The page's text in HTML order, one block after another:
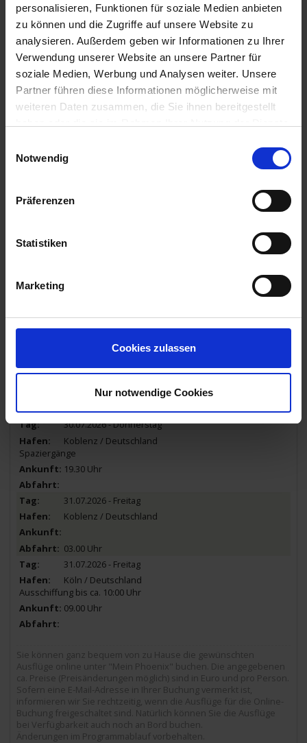
personalisieren, Funktionen für soziale Medien anbieten
zu können und die Zugriffe auf unsere Website zu
analysieren. Außerdem geben wir Informationen zu Ihrer
Verwendung unserer Website an unsere Partner für
soziale Medien, Werbung und Analysen weiter. Unsere
Partner führen diese Informationen möglicherweise mit
weiteren Daten zusammen, die Sie ihnen bereitgestellt
Notwendig
Präferenzen
Statistiken
Marketing
Cookies zulassen
Nur notwendige Cookies
20.00 Uhr
28.07.2026 - Dienstag
Breisach / Deutschland
Ausflug: Colmar - ca. 4 Std. - 55€
02.30 Uhr
13.00 Uhr
07.00 Uhr
29.07.2026 - Mittwoch
16.00 Uhr
Bingen / Deutschland
00.30 Uhr
30.07.2026 - Donnerstag
Ausflug: Loreley - ca. 1,5-2 Std. - 34€
13.30 Uhr
17.30 Uhr
30.07.2026 - Donnerstag
Koblenz / Deutschland
Spaziergänge
19.30 Uhr
31.07.2026 - Freitag
Koblenz / Deutschland
03.00 Uhr
31.07.2026 - Freitag
Köln / Deutschland
Ausschiffung bis ca. 10:00 Uhr
09.00 Uhr
Sie können ganz bequem von zu Hause die gewünschten
Ausflüge online unter "Mein Phoenix" buchen. Die angegebenen
ca. Preise (Preisänderungen möglich) sind in Euro und pro Person.
Sofern eine E-Mail-Adresse in Ihrer Buchung vermerkt ist,
informieren wir Sie rechtzeitig, wenn die Ausflüge für die Online-
Buchung freigeschaltet sind. Natürlich können Sie die Ausflüge
bei Verfügbarkeit auch noch an Bord buchen.
Änderungen im Programmablauf vorbehalten.